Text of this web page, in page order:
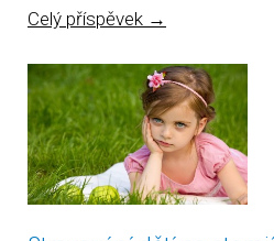
Celý příspěvek →